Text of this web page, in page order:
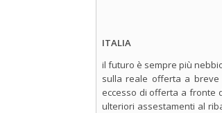
ITALIA
il futuro è sempre più
sulla reale offerta a
eccesso di offerta a fronte
ulteriori assestamenti al